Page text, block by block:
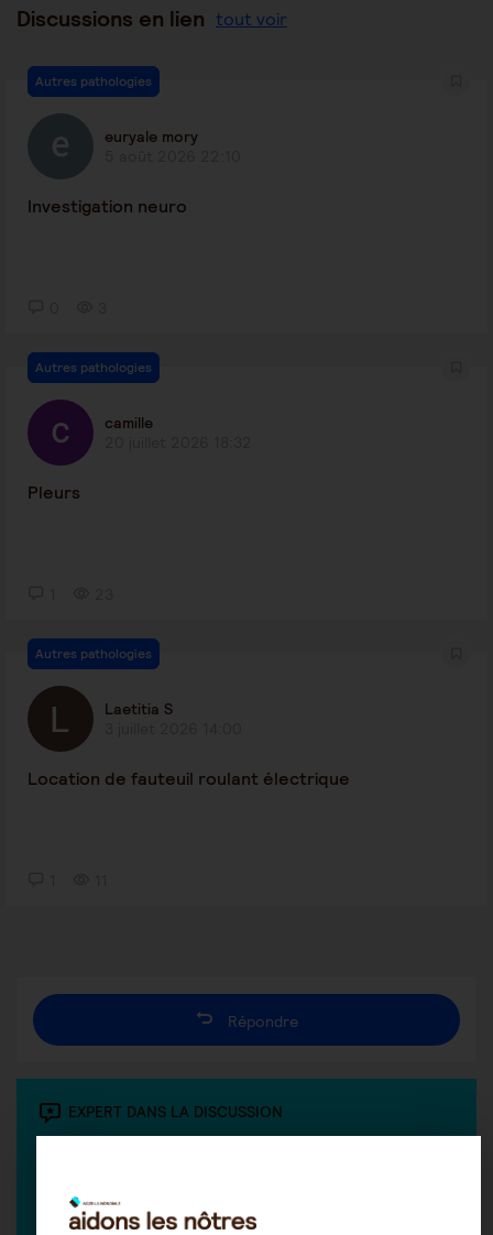
Discussions en lien tout voir
Autres pathologies
euryale mory
Investigation neuro
Autres pathologies
camille
Pleurs
Autres pathologies
Laetitia S
Location de fauteuil roulant électrique
Répondre
EXPERT DANS LA DISCUSSION